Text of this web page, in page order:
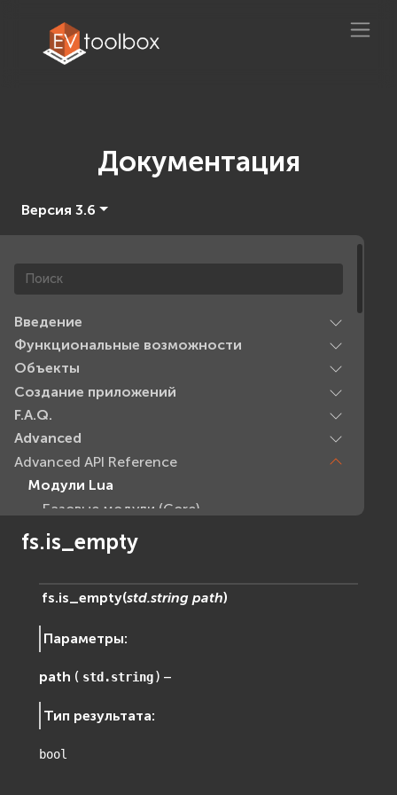
Документация
Версия 3.6
Введение
Функциональные возможности
Объекты
Создание приложений
F.A.Q.
Advanced
Advanced API Reference
Модули Lua
Базовые модули (Core)
EVcommon
evar2
evxml
EVosg
EVosgAV
EVosgGA
fs.is_empty
fs.is_empty(std.string path)
Параметры:
path ( std.string ) –
Тип результата:
bool